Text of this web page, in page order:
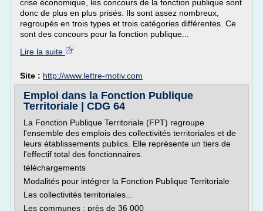
crise économique, les concours de la fonction publique sont
donc de plus en plus prisés. Ils sont assez nombreux,
regroupés en trois types et trois catégories différentes. Ce
sont des concours pour la fonction publique...
Lire la suite
Site : http://www.lettre-motiv.com
Emploi dans la Fonction Publique
Territoriale | CDG 64
La Fonction Publique Territoriale (FPT) regroupe
l'ensemble des emplois des collectivités territoriales et de
leurs établissements publics. Elle représente un tiers de
l'effectif total des fonctionnaires.
téléchargements
Modalités pour intégrer la Fonction Publique Territoriale
Les collectivités territoriales...
Les communes : près de 36 000